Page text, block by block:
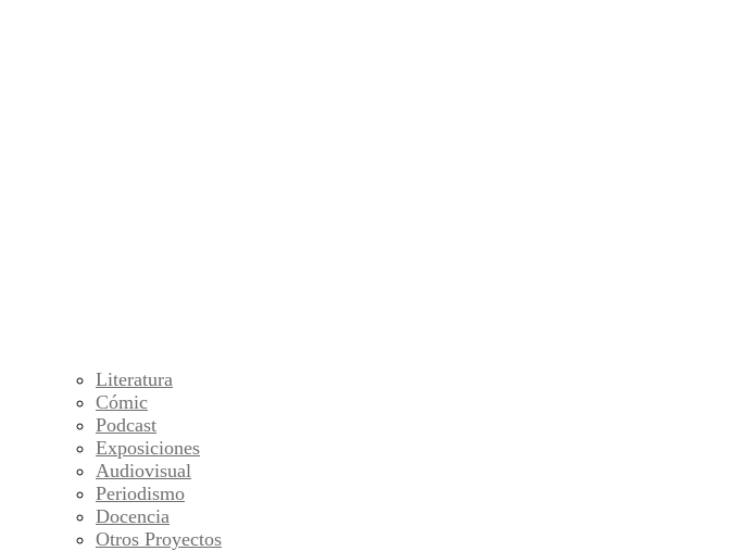
Literatura
Cómic
Podcast
Exposiciones
Audiovisual
Periodismo
Docencia
Otros Proyectos